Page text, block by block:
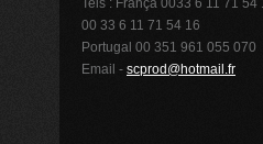
Tels : França 0033 6 11 71 54
00 33 6 11 71 54 16
Portugal 00 351 961 055 070
Email - scprod@hotmail.fr